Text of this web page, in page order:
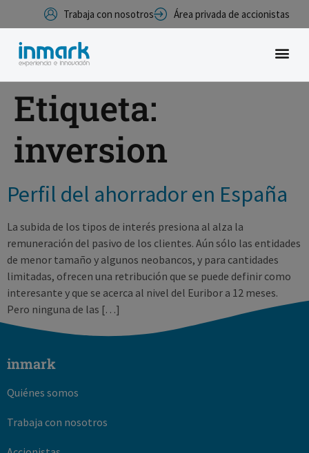
Trabaja con nosotros Área privada de accionistas
Etiqueta:
inversion
Perfil del ahorrador en España
La subida de los tipos de interés presiona al alza la
remuneración del pasivo de los clientes. Aún sólo las entidades
de menor tamaño y algunos neobancos, y para cantidades
limitadas, ofrecen una retribución que se puede definir como
interesante y que se acerca al nivel del Euribor a 12 meses.
Pero ninguna de las […]
inmark
Quiénes somos
Trabaja con nosotros